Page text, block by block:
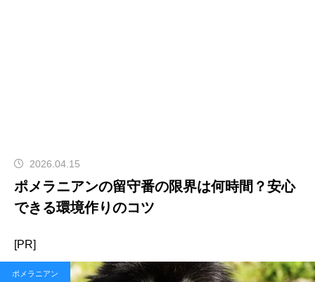
2026.04.15
ポメラニアンの留守番の限界は何時間？安心
できる環境作りのコツ
[PR]
ポメラニアン